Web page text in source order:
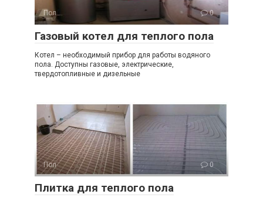
Пол 0
Газовый котел для теплого пола
Котел – необходимый прибор для работы водяного
пола. Доступны газовые, электрические,
твердотопливные и дизельные
Пол 0
Плитка для теплого пола